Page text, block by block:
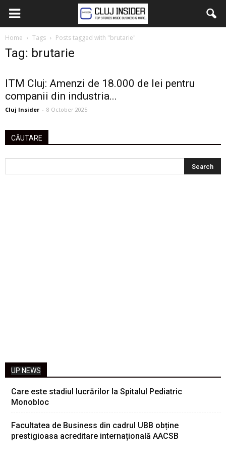
Home Tags Posts tagged with "brutarie"
Tag: brutarie
ITM Cluj: Amenzi de 18.000 de lei pentru
companii din industria...
Cluj Insider - 8 October 2025
CĂUTARE
UP NEWS
Care este stadiul lucrărilor la Spitalul Pediatric
Monobloc
Facultatea de Business din cadrul UBB obține
prestigioasa acreditare internațională AACSB